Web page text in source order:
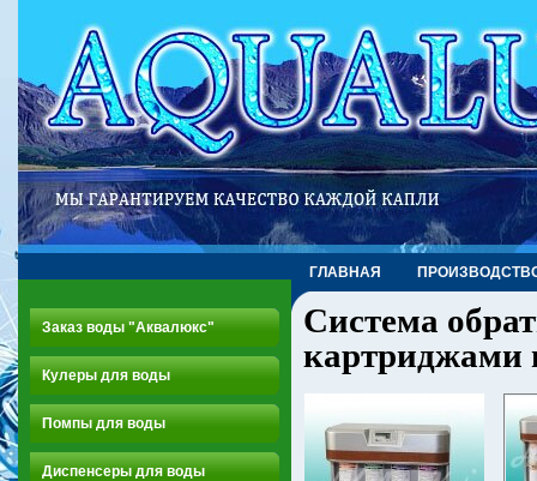
ГЛАВНАЯ
Заказ воды "Аквалюкс"
Кулеры для воды
Помпы для воды
Диспенсеры для воды
Система
картриджами